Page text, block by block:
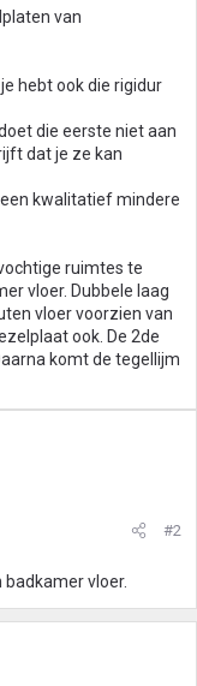
van
hebt ook die rigidur
die eerste niet aan
dat je ze kan
kwalitatief mindere
ruimtes te
vloer. Dubbele laag
vloer voorzien van
ook. De 2de
komt de tegellijm
#2
vloer.